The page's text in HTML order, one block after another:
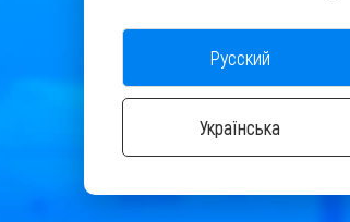
Русский
Українська